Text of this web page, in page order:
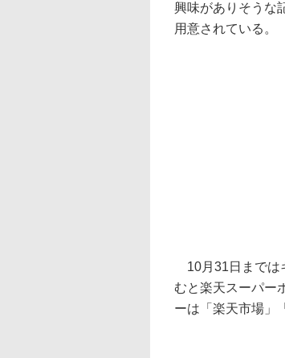
興味がありそうな
用意されている。
10月31日までは
むと楽天スーパー
ーは「楽天市場」